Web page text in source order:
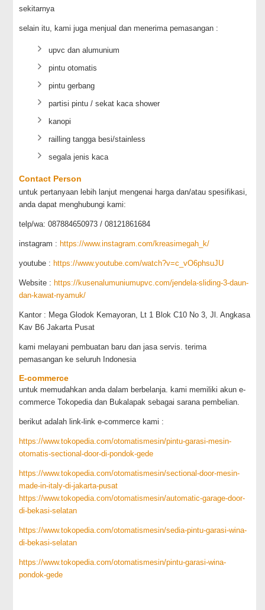
sekitarnya
selain itu, kami juga menjual dan menerima pemasangan :
upvc dan alumunium
pintu otomatis
pintu gerbang
partisi pintu / sekat kaca shower
kanopi
railling tangga besi/stainless
segala jenis kaca
Contact Person
untuk pertanyaan lebih lanjut mengenai harga dan/atau spesifikasi,
anda dapat menghubungi kami:
telp/wa: 087884650973 / 08121861684
instagram : https://www.instagram.com/kreasimegah_k/
youtube : https://www.youtube.com/watch?v=c_vO6phsuJU
Website : https://kusenalumuniumupvc.com/jendela-sliding-3-daun-
dan-kawat-nyamuk/
Kantor : Mega Glodok Kemayoran, Lt 1 Blok C10 No 3, Jl. Angkasa
Kav B6 Jakarta Pusat
kami melayani pembuatan baru dan jasa servis. terima
pemasangan ke seluruh Indonesia
E-commerce
untuk memudahkan anda dalam berbelanja. kami memiliki akun e-
commerce Tokopedia dan Bukalapak sebagai sarana pembelian.
berikut adalah link-link e-commerce kami :
https://www.tokopedia.com/otomatismesin/pintu-garasi-mesin-
otomatis-sectional-door-di-pondok-gede
https://www.tokopedia.com/otomatismesin/sectional-door-mesin-
made-in-italy-di-jakarta-pusat
https://www.tokopedia.com/otomatismesin/automatic-garage-door-
di-bekasi-selatan
https://www.tokopedia.com/otomatismesin/sedia-pintu-garasi-wina-
di-bekasi-selatan
https://www.tokopedia.com/otomatismesin/pintu-garasi-wina-
pondok-gede